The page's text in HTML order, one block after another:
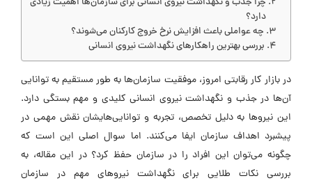
دارد؟
چه عواملی باعث افزایش نرخ خروج کارکنان می‌شوند؟
بررسی بهترین راهکار‌های نگهداشت نیروی انسانی
در بازار کار رقابتی امروز، موفقیت سازمان‌ها به طور مستقیم به توانایی
آن‌ها در جذب و نگهداشت نیروی انسانی کلیدی و مهم بستگی دارد.
این نیرو‌ها به دلیل تخصص، تجربه و توانایی‌هایشان نقش مهمی در
پیشبرد اهداف سازمان ایفا می‌کنند. اما سوال اصلی این است که
چگونه می‌توان این افراد را در سازمان حفظ کرد؟ در این مقاله، به
بررسی نکات طلایی برای نگهداشت نیرو‌های مهم در سازمان